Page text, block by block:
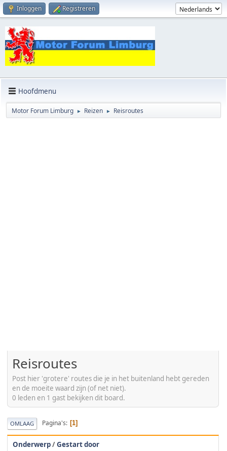
Inloggen Registreren
Hoofdmenu
Motor Forum Limburg ► Reizen ► Reisroutes
Reisroutes
Post hier 'grotere' routes die je in het buitenland hebt gereden
en de moeite waard zijn (of net niet).
0 leden en 1 gast bekijken dit board.
OMLAAG Pagina's 1
Onderwerp/Gestart door